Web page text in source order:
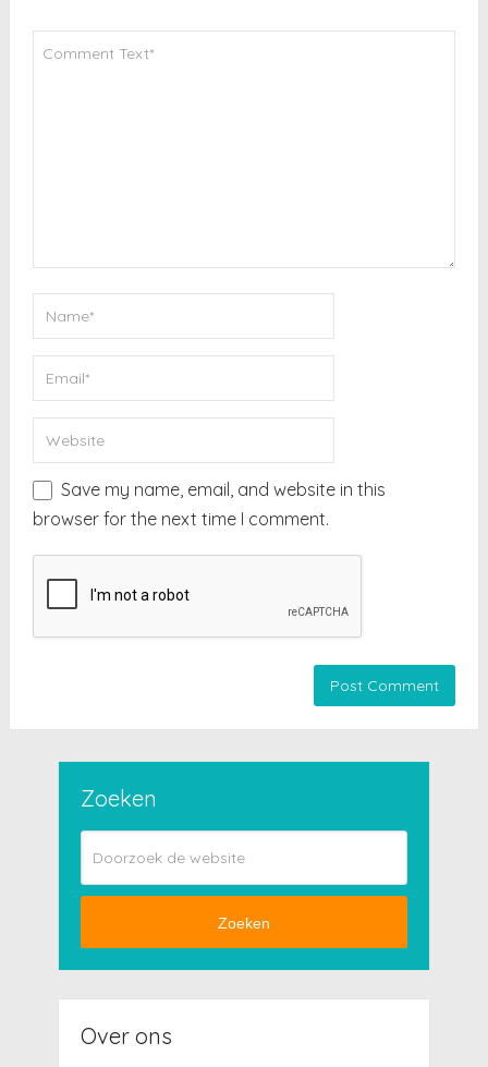
Save my name, email, and website in this
browser for the next time I comment.
Zoeken
Zoeken
Over ons